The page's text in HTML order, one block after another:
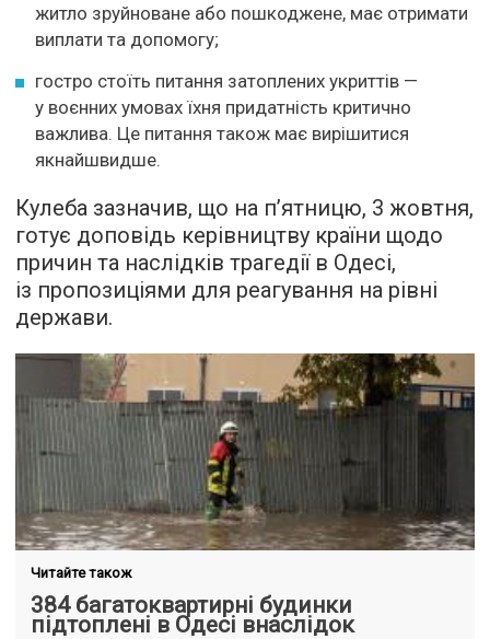
житло зруйноване або пошкоджене, має отримати
виплати та допомогу;
гостро стоїть питання затоплених укриттів —
у воєнних умовах їхня придатність критично
важлива. Це питання також має вирішитися
якнайшвидше.
Кулеба зазначив, що на п’ятницю, 3 жовтня,
готує доповідь керівництву країни щодо
причин та наслідків трагедії в Одесі,
із пропозиціями для реагування на рівні
держави.
Читайте також
384 багатоквартирні будинки
підтоплені в Одесі внаслідок